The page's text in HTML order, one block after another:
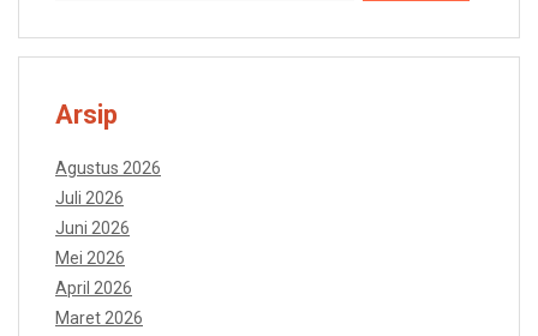
Arsip
Agustus 2026
Juli 2026
Juni 2026
Mei 2026
April 2026
Maret 2026